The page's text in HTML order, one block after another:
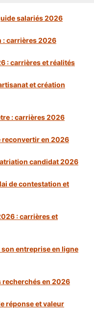
salariés 2026
: carrières 2026
: carrières et réalités
et création
: carrières 2026
reconvertir en 2026
candidat 2026
de contestation et
: carrières et
entreprise en ligne
recherchés en 2026
réponse et valeur